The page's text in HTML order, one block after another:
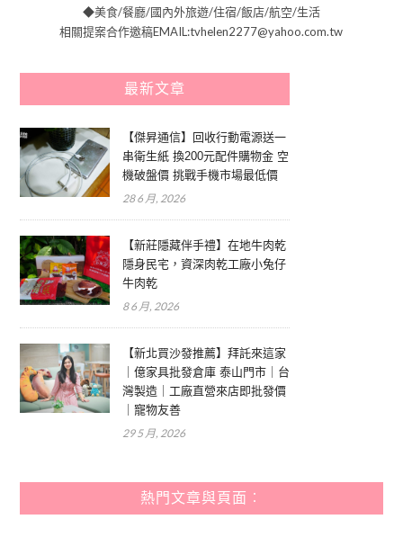
◆美食/餐廳/國內外旅遊/住宿/飯店/航空/生活
相關提案合作邀稿EMAIL:tvhelen2277@yahoo.com.tw
最新文章
【傑昇通信】回收行動電源送一
串衛生紙 換200元配件購物金 空
機破盤價 挑戰手機市場最低價
28 6 月, 2026
【新莊隱藏伴手禮】在地牛肉乾
隱身民宅，資深肉乾工廠小兔仔
牛肉乾
8 6 月, 2026
【新北買沙發推薦】拜託來這家
｜億家具批發倉庫 泰山門市｜台
灣製造｜工廠直營來店即批發價
｜寵物友善
29 5 月, 2026
熱門文章與頁面︰